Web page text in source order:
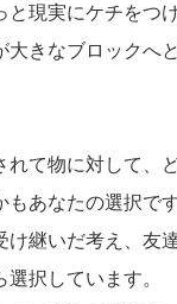
と現実にケチをつ
大きなブロックへ
れて物に対して、
あなたの選択です
け継いだ考え、友
択しています。